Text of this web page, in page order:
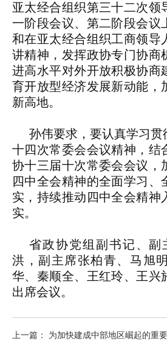
亚太经合组织第三十二次领
一阶段会议、第二阶段会议
和在亚太经合组织工商领导
讲精神，发挥政协专门协商
进高水平对外开放积极协商
育开放型经济发展新动能，
新高地。
孙伟要求，要认真学习贯
十四次常委会会议精神，结
协十三届十次常委会会议，
四中全会精神的全面学习、
实，持续推动四中全会精神
实。
省政协党组副书记、副
洪，副主席张柏青、马旭
华、秦顺全、王红玲、王兴
出席会议。
上一篇： 为加快建成中部地区崛起的重要